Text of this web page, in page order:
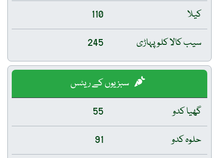
کیلا
110
سیب کالا کلو پہاڑی
245
سبزیوں کے ریٹس
گھیا کدو
55
حلوہ کدو
91